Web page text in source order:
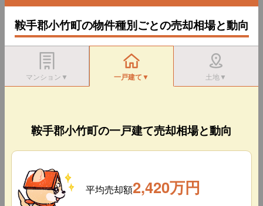
鞍手郡小竹町の物件種別ごとの売却相場と動向
マンション▼ 一戸建て▼ 土地▼
鞍手郡小竹町の一戸建て売却相場と動向
平均売却額2,420万円